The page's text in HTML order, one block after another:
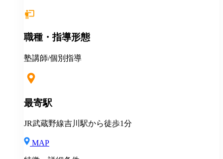
職種・指導形態
塾講師/個別指導
最寄駅
JR武蔵野線吉川駅から徒歩1分
MAP